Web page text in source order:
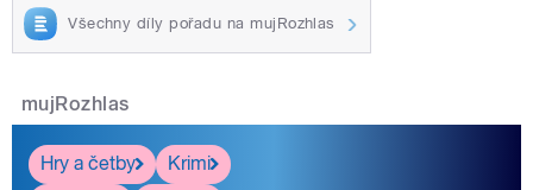
Všechny díly pořadu na mujRozhlas
mujRozhlas
Hry a četby
Krimi